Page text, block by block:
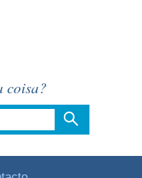
coisa?